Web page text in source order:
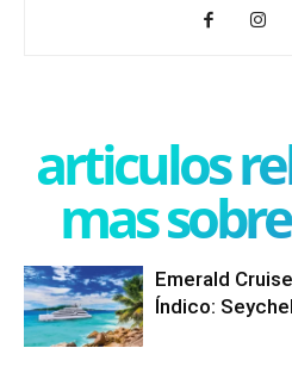
articulos
mas
Emerald
Índico: